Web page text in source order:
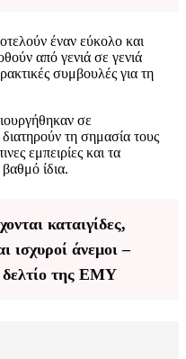
έναν εύκολο και
από γενιά σε γενιά
συμβουλές για τη
σε
τη σημασία τους
εμπειρίες και τα
ίδια.
καταιγίδες,
ισχυροί άνεμοι –
δελτίο της ΕΜΥ